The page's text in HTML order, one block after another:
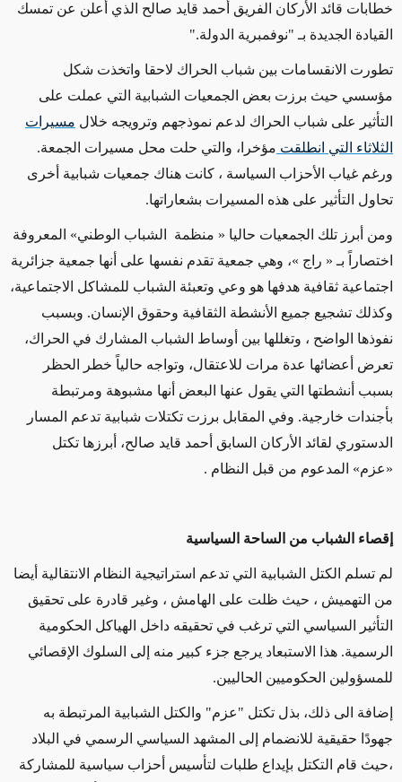
خطابات قائد الأركان الفريق أحمد قايد صالح الذي أعلن عن تمسك
القيادة الجديدة بـ "نوفمبرية الدولة."
تطورت الانقسامات بين شباب الحراك لاحقا واتخذت شكل
مؤسسي حيث برزت بعض الجمعيات الشبابية التي عملت على
التأثير على شباب الحراك لدعم نموذجهم وترويجه خلال مسيرات
الثلاثاء التي انطلقت مؤخرا، والتي حلت محل مسيرات الجمعة.
ورغم غياب الأحزاب السياسة ، كانت هناك جمعيات شبابية أخرى
تحاول التأثير على هذه المسيرات بشعاراتها.
ومن أبرز تلك الجمعيات حاليا « منظمة الشباب الوطني» المعروفة
اختصاراً بـ « راج »، وهي جمعية تقدم نفسها على أنها جمعية جزائرية
اجتماعية ثقافية هدفها هو وعي وتعبئة الشباب للمشاكل الاجتماعية،
وكذلك تشجيع جميع الأنشطة الثقافية وحقوق الإنسان. وبسبب
نفوذها الواضح ، وتغللها بين أوساط الشباب المشارك في الحراك،
تعرض أعضائها عدة مرات للاعتقال، وتواجه حالياً خطر الحظر
بسبب أنشطتها التي يقول عنها البعض أنها مشبوهة ومرتبطة
بأجندات خارجية. وفي المقابل برزت تكتلات شبابية تدعم المسار
الدستوري لقائد الأركان السابق أحمد قايد صالح، أبرزها تكتل
«عزم» المدعوم من قبل النظام .
إقصاء الشباب من الساحة السياسية
لم تسلم الكتل الشبابية التي تدعم استراتيجية النظام الانتقالية أيضا
من التهميش ، حيث ظلت على الهامش ، وغير قادرة على تحقيق
التأثير السياسي التي ترغب في تحقيقه داخل الهياكل الحكومية
الرسمية. هذا الاستبعاد يرجع جزء كبير منه إلى السلوك الإقصائي
للمسؤولين الحكوميين الحاليين.
إضافة الى ذلك، بذل تكتل "عزم" والكتل الشبابية المرتبطة به
جهودًا حقيقية للانضمام إلى المشهد السياسي الرسمي في البلاد
،حيث قام التكتل بإيداع طلبات لتأسيس أحزاب سياسية للمشاركة